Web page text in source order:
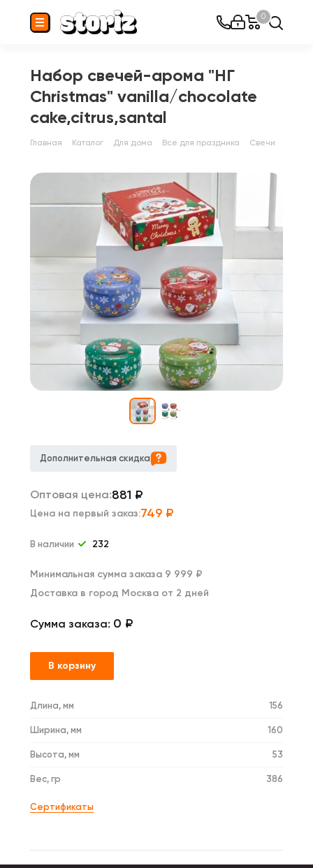
0
Набор свечей-арома "НГ
Christmas" vanilla/chocolate
cake,citrus,santal
Главная Каталог Для дома Все для праздника Свечи
Дополнительная скидка
Оптовая цена:881 ₽
Цена на первый заказ:749 ₽
В наличии 232
Минимальная сумма заказа 9 999 ₽
Доставка в город Москва от 2 дней
Сумма заказа: 0 ₽
В корзину
Длина, мм 156
Ширина, мм 160
Высота, мм 53
Вес, гр 386
Сертификаты